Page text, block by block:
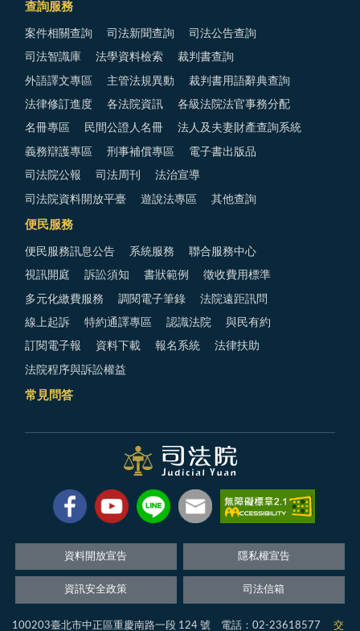
查詢服務
案件相關查詢 司法新聞查詢 司法公告查詢
司法智識庫 法學資料檢索 裁判書查詢
外語譯文專區 主管法規異動 裁判書用語辭典查詢
法律修訂進度 各法院資訊 各級法院法官事務分配
名冊專區 民間公證人名冊 法人及夫妻財產查詢系統
義務辯護專區 刑事補償專區 電子書出版品
司法院公報 司法周刊 法治宣導
司法院資料開放平臺 遊說法專區 其他查詢
便民服務
便民服務訊息公告 系統服務 聯合服務中心
視訊開庭 訴訟須知 書狀範例 徵收費用標準
多元化繳費服務 調閱電子筆錄 法院遠距訊問
線上起訴 特約通譯專區 認識法院 與民有約
訂閱電子報 資料下載 報名系統 法律扶助
法院程序與訴訟權益
常見問答
資料開放宣告 隱私權宣告
資訊安全政策 司法信箱
100203臺北市中正區重慶南路一段 124 號 電話：02-23618577 交